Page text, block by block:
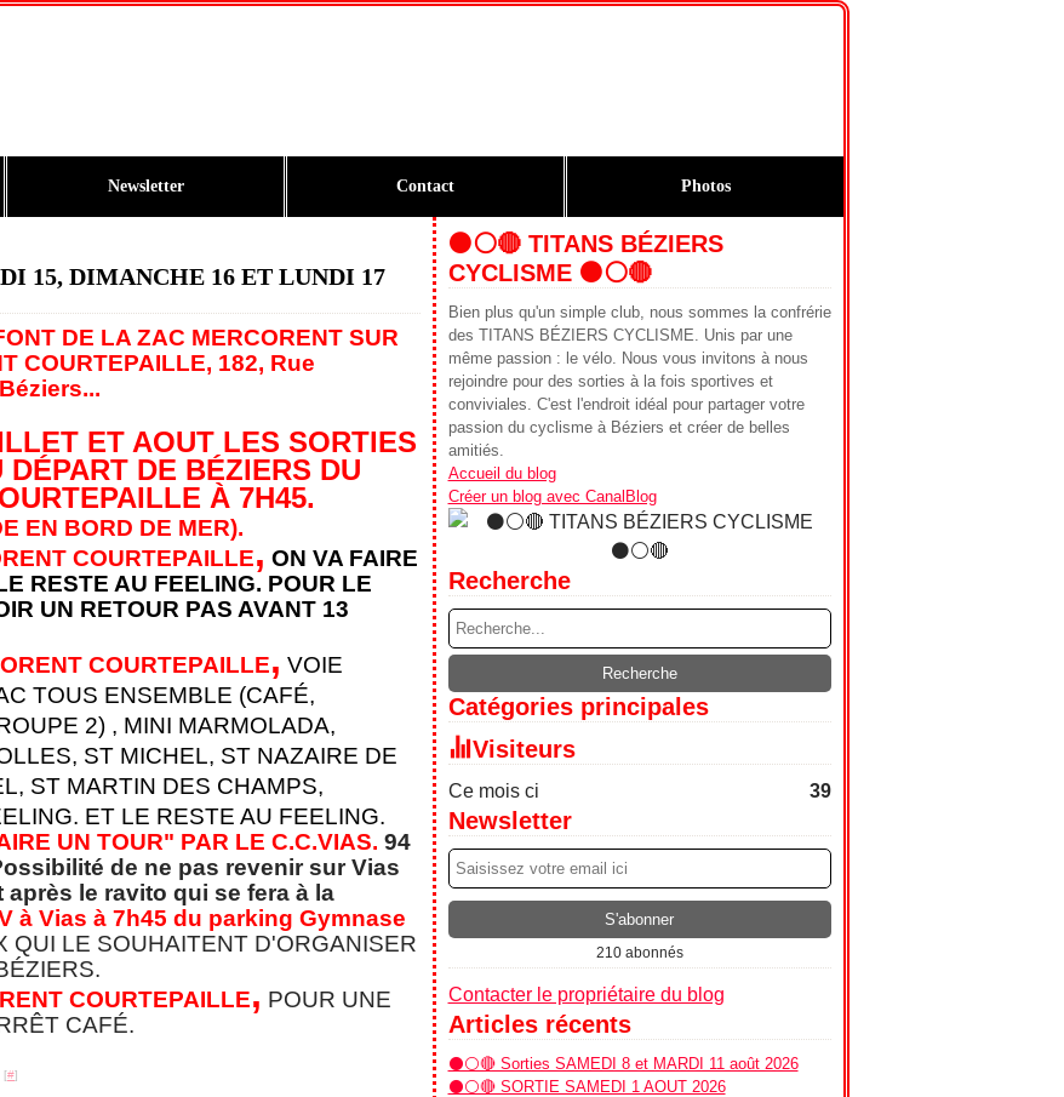
Newsletter Contact Photos
15, DIMANCHE 16 ET LUNDI 17
DE LA ZAC MERCORENT SUR
COURTEPAILLE, 182, Rue
..
ET AOUT LES SORTIES
DE BÉZIERS DU
À 7H45.
EN BORD DE MER).
COURTEPAILLE, ON VA FAIRE
RESTE AU FEELING. POUR LE
UN RETOUR PAS AVANT 13
COURTEPAILLE, VOIE
TOUS ENSEMBLE (CAFÉ,
2) , MINI MARMOLADA,
ST MICHEL, ST NAZAIRE DE
ST MARTIN DES CHAMPS,
ET LE RESTE AU FEELING.
UN TOUR" PAR LE C.C.VIAS. 94
de ne pas revenir sur Vias
le ravito qui se fera à la
à Vias à 7h45 du parking Gymnase
QUI LE SOUHAITENT D'ORGANISER
COURTEPAILLE, POUR UNE
CAFÉ.
[#]
⚫️⚪️🔴 TITANS BÉZIERS
CYCLISME ⚫️⚪️🔴
Bien plus qu'un simple club, nous sommes la confrérie
des TITANS BÉZIERS CYCLISME. Unis par une
même passion : le vélo. Nous vous invitons à nous
rejoindre pour des sorties à la fois sportives et
conviviales. C'est l'endroit idéal pour partager votre
passion du cyclisme à Béziers et créer de belles
amitiés.
Accueil du blog
Créer un blog avec CanalBlog
Recherche
Catégories principales
Visiteurs
Ce mois ci 39
Newsletter
210 abonnés
Contacter le propriétaire du blog
Articles récents
⚫⚪🔴 Sorties SAMEDI 8 et MARDI 11 août 2026
⚫⚪🔴 SORTIE SAMEDI 1 AOUT 2026